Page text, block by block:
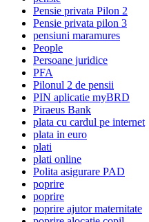
Pensie privata Pilon 2
Pensie privata pilon 3
pensiuni maramures
People
Persoane juridice
PFA
Pilonul 2 de pensii
PIN aplicatie myBRD
Piraeus Bank
plata cu cardul pe internet
plata in euro
plati
plati online
Polita asigurare PAD
poprire
poprire
poprire ajutor maternitate